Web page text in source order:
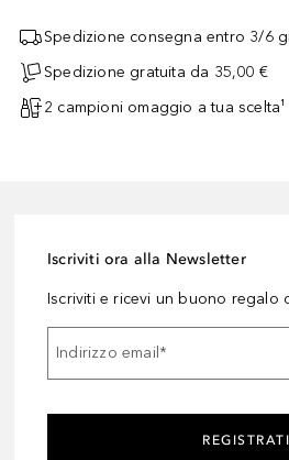
Spedizione consegna entro 3/6
Spedizione gratuita da 35,00 €
2 campioni omaggio a tua scelta¹
Iscriviti ora alla Newsletter
Iscriviti e ricevi un buono regalo
Indirizzo email*
REGISTRATI